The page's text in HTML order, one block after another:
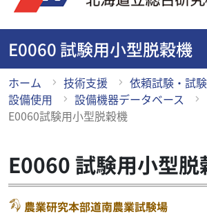
ッ
プE0060 試験用小型脱穀機
ホーム 技術支援
依頼試験・試
設備使用
設備機器データベース
E0060試験用小型脱穀機
E0060 試験用小型脱
農業研究本部道南農業試験場